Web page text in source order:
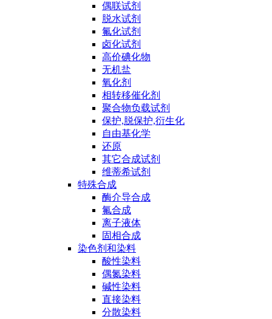
偶联试剂
脱水试剂
氟化试剂
卤化试剂
高价碘化物
无机盐
氧化剂
相转移催化剂
聚合物负载试剂
保护,脱保护,衍生化
自由基化学
还原
其它合成试剂
维蒂希试剂
特殊合成
酶介导合成
氟合成
离子液体
固相合成
染色剂和染料
酸性染料
偶氮染料
碱性染料
直接染料
分散染料